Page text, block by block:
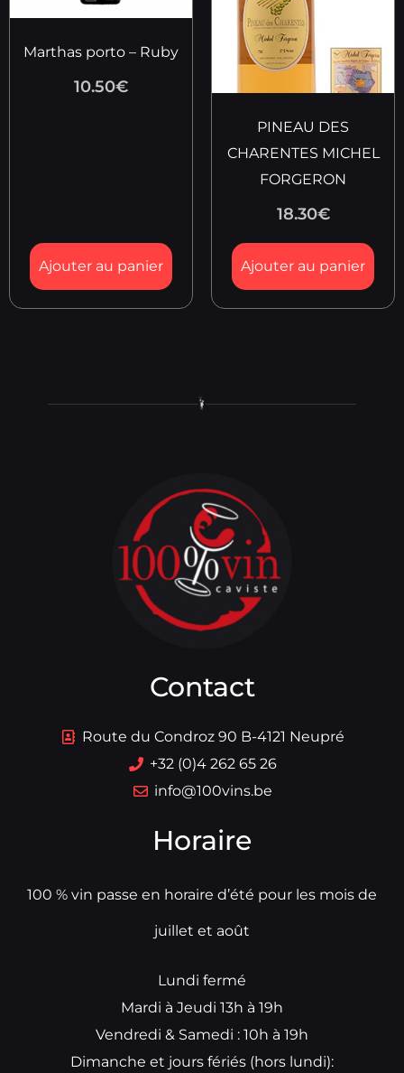
Marthas porto – Ruby
10.50€
Ajouter au panier
PINEAU DES
CHARENTES MICHEL
FORGERON
18.30€
Ajouter au panier
Contact
Route du Condroz 90 B-4121 Neupré
+32 (0)4 262 65 26
info@100vins.be
Horaire
100 % vin passe en horaire d’été pour les mois de
juillet et août
Lundi fermé
Mardi à Jeudi 13h à 19h
Vendredi & Samedi : 10h à 19h
Dimanche et jours fériés (hors lundi):